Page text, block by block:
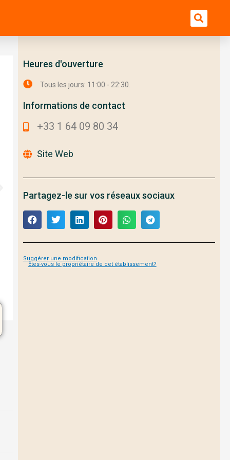
Heures d'ouverture
Tous les jours: 11:00 - 22:30.
Informations de contact
+33 1 64 09 80 34
Site Web
Partagez-le sur vos réseaux sociaux
Suggérer une modification
Êtes-vous le propriétaire de cet établissement?